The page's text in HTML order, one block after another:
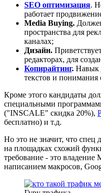
SEO оптимизация.
работает
Media Buying.
пространства для
каналах;
Дизайн.
редакторах, для
Копирайтинг. Навык
текстов и
Кроме этого кандидаты
специальными
("INSCALE" скидка 20%),
бесплатно) и т.д.
Но это не значит, что спец
на площадках схожий
требование - это
написанием макросов,